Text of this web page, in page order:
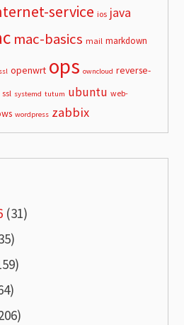
service ios java
mac-basics mail markdown
openwrt ops owncloud reverse-
ssl systemd tutum ubuntu web-
wordpress zabbix
(31)